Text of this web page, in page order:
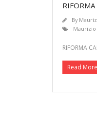
By
Maurizio
RIFORMA
Read More